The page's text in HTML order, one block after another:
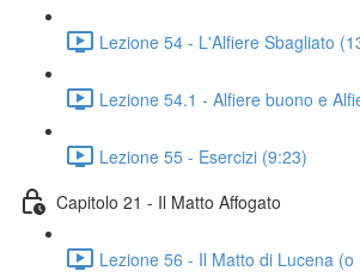
Lezione 54 - L'Alfiere Sbagliato
Lezione 54.1 - Alfiere buono e
Lezione 55 - Esercizi (9:23)
Capitolo 21 - Il Matto Affogato
Lezione 56 - Il Matto di Lucena (o